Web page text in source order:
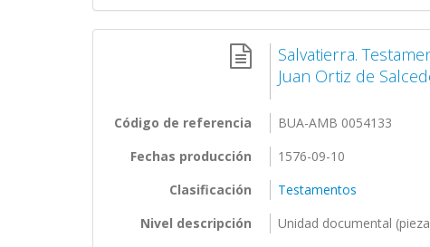
Salvatierra.
Juan Ortiz de
Código de referencia
BUA-AMB 0054133
Fechas producción
1576-09-10
Clasificación
Testamentos
Nivel descripción
Unidad documental